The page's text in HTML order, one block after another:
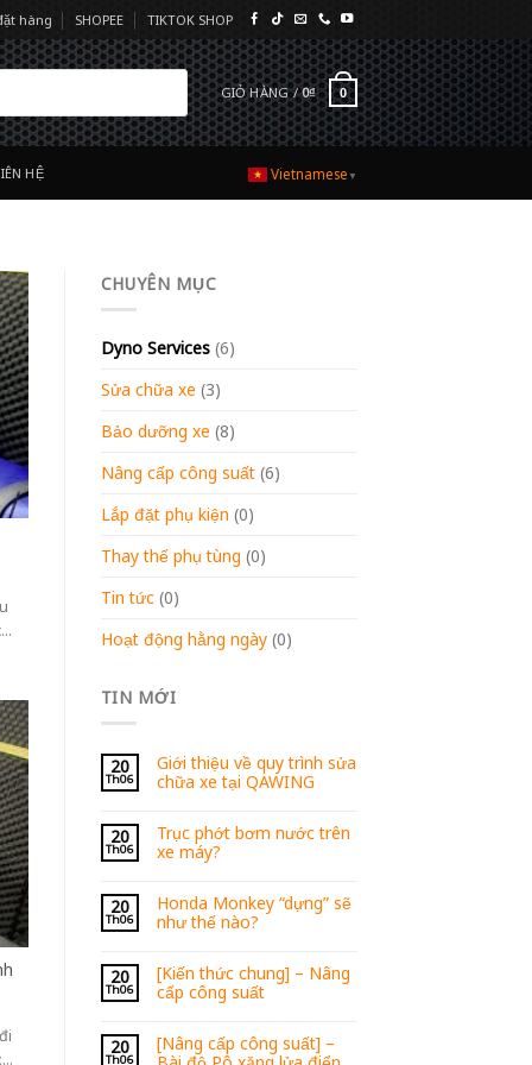
hàng SHOPEE TIKTOK SHOP
GIỎ HÀNG /0₫ 0
HỆ Vietnamese ▼
CHUYÊN MỤC
Dyno Services(6)
Sửa chữa xe (3)
Bảo dưỡng xe (8)
Nâng cấp công suất(6)
Lắp đặt phụ kiện (0)
Thay thế phụ tùng (0)
Tin tức(0)
Hoạt động hằng ngày(0)
TIN MỚI
20
Th06
Giới thiệu về quy trình sửa
chữa xe tại QAWING
20
Th06
Trục phớt bơm nước trên
xe máy?
20
Th06
Honda Monkey “dựng” sẽ
như thế nào?
20
Th06
[Kiến thức chung] – Nâng
cấp công suất
20
Th06
[Nâng cấp công suất] –